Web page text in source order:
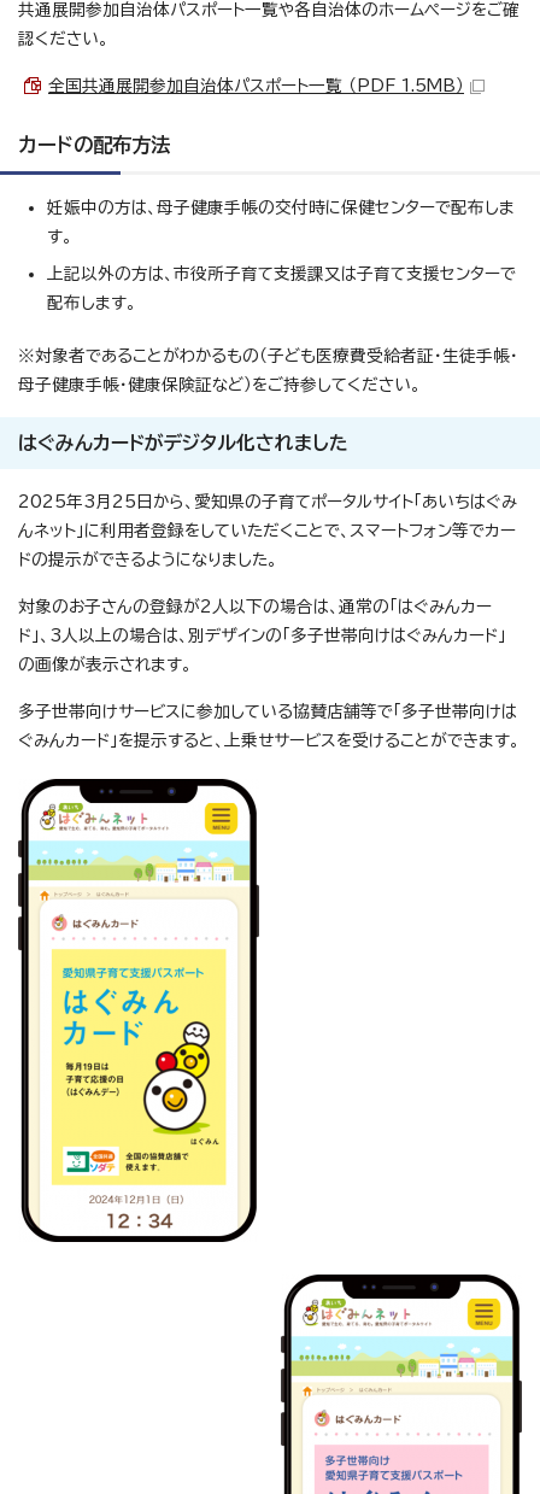
共通展開参加自治体パスポート一覧や各自治体のホームページをご確
認ください。
全国共通展開参加自治体パスポート一覧 （PDF 1.5MB）
カードの配布方法
妊娠中の方は、母子健康手帳の交付時に保健センターで配布しま
す。
上記以外の方は、市役所子育て支援課又は子育て支援センターで
配布します。
※対象者であることがわかるもの（子ども医療費受給者証・生徒手帳・
母子健康手帳・健康保険証など）をご持参してください。
はぐみんカードがデジタル化されました
2025年3月25日から、愛知県の子育てポータルサイト「あいちはぐみ
んネット」に利用者登録をしていただくことで、スマートフォン等でカー
ドの提示ができるようになりました。
対象のお子さんの登録が2人以下の場合は、通常の「はぐみんカー
ド」、3人以上の場合は、別デザインの「多子世帯向けはぐみんカード」
の画像が表示されます。
多子世帯向けサービスに参加している協賛店舗等で「多子世帯向けは
ぐみんカード」を提示すると、上乗せサービスを受けることができます。